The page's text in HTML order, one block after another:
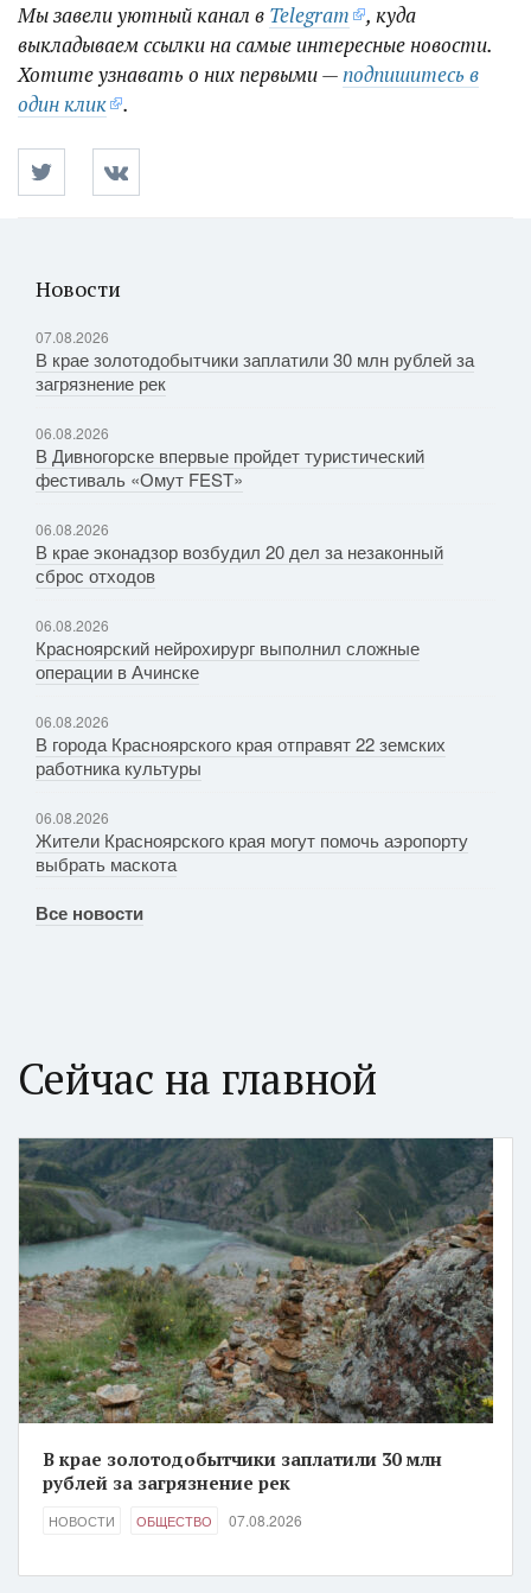
Мы завели уютный канал в Telegram
, куда
выкладываем ссылки на самые интересные новости.
Хотите узнавать о них первыми —подпишитесь в
один клик
.
Новости
07.08.2026
В крае золотодобытчики заплатили 30 млн рублей за
загрязнение рек
06.08.2026
В Дивногорске впервые пройдет туристический
фестиваль «Омут FEST»
06.08.2026
В крае эконадзор возбудил 20 дел за незаконный
сброс отходов
06.08.2026
Красноярский нейрохирург выполнил сложные
операции в Ачинске
06.08.2026
В города Красноярского края отправят 22 земских
работника культуры
06.08.2026
Жители Красноярского края могут помочь аэропорту
выбрать маскота
Все новости
Сейчас на главной
В крае золотодобытчики заплатили 30 млн
рублей за загрязнение рек
НОВОСТИ ОБЩЕСТВО 07.08.2026